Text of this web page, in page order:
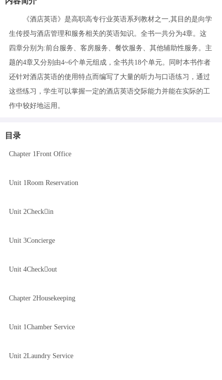
《酒店英语》是高职高专行业英语系列教材之一,其目的是向学
生传授与酒店管理和服务相关的英语知识。全书一共分为4章。这
四章分别为:前台服务、客房服务、餐饮服务、其他辅助性服务。主
题的4章又分别由4~6个单元组成，全书共18个单元。同时本书作者
还针对酒店英语的使用特点而编写了大量的听力与口语练习，通过
这些练习，学生可以掌握一定的酒店英语交际能力并能在实际的工
作中较好地运用。
目录
Chapter 1Front Office
Unit 1Room Reservation
Unit 2Checkin
Unit 3Concierge
Unit 4Checkout
Chapter 2Housekeeping
Unit 1Chamber Service
Unit 2Laundry Service